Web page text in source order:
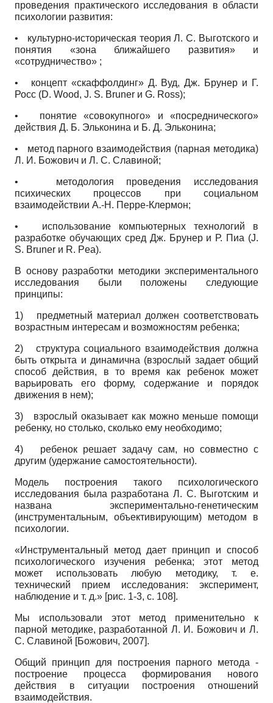
проведения практического исследования в области
психологии развития:
• культурно-историческая теория Л. С. Выготского и
понятия «зона ближайшего развития» и
«сотрудничество» ;
• концепт «скаффолдинг» Д. Вуд, Дж. Брунер и Г.
Росс (D. Wood, J. S. Bruner и G. Ross);
• понятие «совокупного» и «посреднического»
действия Д. Б. Эльконина и Б. Д. Эльконина;
• метод парного взаимодействия (парная методика)
Л. И. Божович и Л. С. Сла­виной;
• методология проведения исследования
психических процессов при социальном
взаимодействии А.-Н. Перре-Клермон;
• использование компьютерных технологий в
разработке обучающих сред Дж. Брунер и Р. Пиа (J.
S. Bruner и R. Pea).
В основу разработки методики экспериментального
исследования были положены следующие
принципы:
1) предметный материал должен соответствовать
возрастным интересам и возможностям ребенка;
2) структура социального взаимодействия должна
быть открыта и динамична (взрослый задает общий
способ действия, в то время как ребенок может
варьировать его форму, содержание и порядок
движения в нем);
3) взрослый оказывает как можно меньше помощи
ребенку, но столько, сколько ему необходимо;
4) ребенок решает задачу сам, но совместно с
другим (удержание самостоятельности).
Модель построения такого психологического
исследования была разработана Л. С. Выготским и
названа экспериментально-генетическим
(инструментальным, объективирующим) методом в
психологии.
«Инструментальный метод дает принцип и способ
психологического изучения ребенка; этот метод
может использовать любую методику, т. е.
технический прием исследования: эксперимент,
наблюдение и т. д.» [рис. 1-3, с. 108].
Мы использовали этот метод применительно к
парной методике, разработанной Л. И. Божович и Л.
С. Славиной [Божович, 2007].
Общий принцип для построения парного метода -
построение процесса формирования нового
действия в ситуации построения отношений
взаимодействия.